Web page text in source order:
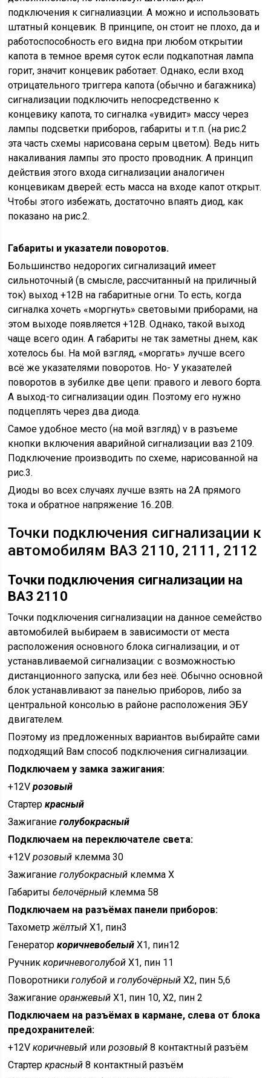
подключения к сигналиазции. А можно и использовать
штатный концевик. В принципе, он стоит не плохо, да и
работоспособность его видна при любом открытии
капота в темное время суток если подкапотная лампа
горит, значит концевик работает. Однако, если вход
отрицательного триггера капота (обычно и багажника)
сигнализации подключить непосредственно к
концевику капота, то сигналка «увидит» массу через
лампы подсветки приборов, габариты и т.п. (на рис.2
эта часть схемы нарисована серым цветом). Ведь нить
накаливания лампы это просто проводник. А принцип
действия этого входа сигнализации аналогичен
концевикам дверей: есть масса на входе капот открыт.
Чтобы этого избежать, достаточно впаять диод, как
показано на рис.2.
Габариты и указатели поворотов.
Большинство недорогих сигнализаций имеет
сильноточный (в смысле, рассчитанный на приличный
ток) выход +12В на габаритные огни. То есть, когда
сигналка хочеть «моргнуть» световыми приборами, на
этом выходе появляется +12В. Однако, такой выход
чаще всего один. А габариты не так заметны днем, как
хотелось бы. На мой взгляд, «моргать» лучше всего
всё же указателями поворотов. Но- У указателей
поворотов в зубилке две цепи: правого и левого борта.
А выход-то сигнализации один. Поэтому его нужно
подцеплять через два диода.
Самое удобное место (на мой взгляд) v в разъеме
кнопки включения аварийной сигнализации ваз 2109.
Подключение производить по схеме, нарисованной на
рис.3.
Диоды во всех случаях лучше взять на 2А прямого
тока и обратное напряжение 16..20В.
Точки подключения сигнализации к
автомобилям ВАЗ 2110, 2111, 2112
Точки подключения сигнализации на
ВАЗ 2110
Точки подключения сигнализации на данное семейство
автомобилей выбираем в зависимости от места
расположения основного блока сигнализации, и от
устанавливаемой сигнализации: с возможностью
дистанционного запуска, или без неё. Обычно основной
блок устанавливают за панелью приборов, либо за
центральной консолью в районе расположения ЭБУ
двигателем.
Поэтому из предложенных вариантов выбирайте сами
подходящий Вам способ подключения сигнализации.
Подключаем у замка зажигания:
+12Vрозовый
Стартеркрасный
Зажиганиеголубокрасный
Подключаем на переключателе света:
+12Vрозовый клемма 30
Зажиганиеголубокрасный клемма Х
Габаритыбелочёрный клемма 58
Подключаем на разъёмах панели приборов:
Тахометржёлтый Х1, пин3
Генераторкоричневобелый Х1, пин12
Ручниккоричневоголубой Х1, пин 11
Поворотникиголубой иголубочёрный Х2, пин 5,6
Зажиганиеоранжевый Х1, пин 10, Х2, пин 2
Подключаем на разъёмах в кармане, слева от блока
предохранителей:
+12Vкоричневый илирозовый 8 контактный разъём
Стартеркрасный 8 контактный разъём